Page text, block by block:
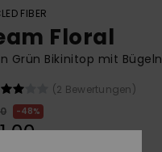
FIBER
Floral
Grün Bikinitop mit Bügeln
(2 Bewertungen)
48%